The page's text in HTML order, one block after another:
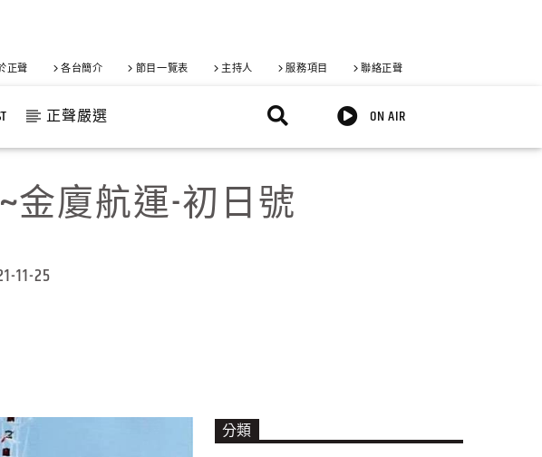
正聲 各台簡介 節目一覽表 主持人 服務項目 聯絡正聲
正聲嚴選 ON AIR
金廈航運-初日號
11-25
分類